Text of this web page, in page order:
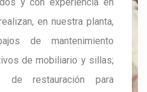
en nuestra planta,
de mantenimiento
de mobiliario y sillas;
de restauración para